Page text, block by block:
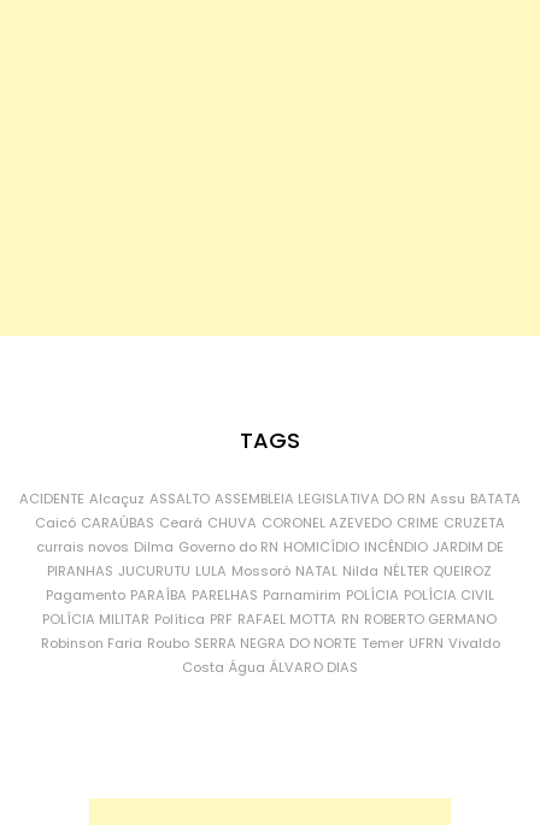
TAGS
ACIDENTE Alcaçuz ASSALTO ASSEMBLEIA LEGISLATIVA DO RN Assu BATATA
Caicó CARAÚBAS Ceará CHUVA CORONEL AZEVEDO CRIME CRUZETA
currais novos Dilma Governo do RN HOMICÍDIO INCÊNDIO JARDIM DE
PIRANHAS JUCURUTU LULA Mossoró NATAL Nilda NÉLTER QUEIROZ
Pagamento PARAÍBA PARELHAS Parnamirim POLÍCIA POLÍCIA CIVIL
POLÍCIA MILITAR Política PRF RAFAEL MOTTA RN ROBERTO GERMANO
Robinson Faria Roubo SERRA NEGRA DO NORTE Temer UFRN Vivaldo
Costa Água ÁLVARO DIAS